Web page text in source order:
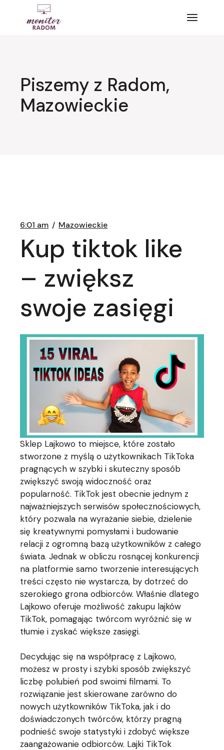
Piszemy z Radom,
Mazowieckie
6:01 am Mazowieckie
Kup tiktok like
– zwiększ
swoje zasięgi
Sklep Lajkowo to miejsce, które zostało
stworzone z myślą o użytkownikach TikToka
pragnących w szybki i skuteczny sposób
zwiększyć swoją widoczność oraz
popularność. TikTok jest obecnie jednym z
najważniejszych serwisów społecznościowych,
który pozwala na wyrażanie siebie, dzielenie
się kreatywnymi pomysłami i budowanie
relacji z ogromną bazą użytkowników z całego
świata. Jednak w obliczu rosnącej konkurencji
na platformie samo tworzenie interesujących
treści często nie wystarcza, by dotrzeć do
szerokiego grona odbiorców. Właśnie dlatego
Lajkowo oferuje możliwość zakupu lajków
TikTok, pomagając twórcom wyróżnić się w
tłumie i zyskać większe zasięgi.
Decydując się na współpracę z Lajkowo,
możesz w prosty i szybki sposób zwiększyć
liczbę polubień pod swoimi filmami. To
rozwiązanie jest skierowane zarówno do
nowych użytkowników TikToka, jak i do
doświadczonych twórców, którzy pragną
podnieść swoje statystyki i zdobyć większe
zaangażowanie odbiorców. Lajki TikTok